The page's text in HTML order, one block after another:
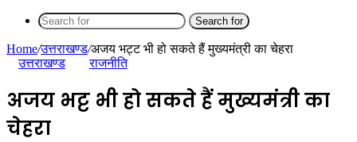
Search for
Home/उत्तराखण्ड/अजय भट्ट भी हो सकते हैं मुख्यमंत्री का चेहरा
उत्तराखण्ड
राजनीति
अजय भट्ट भी हो सकते हैं मुख्यमंत्री का
चेहरा